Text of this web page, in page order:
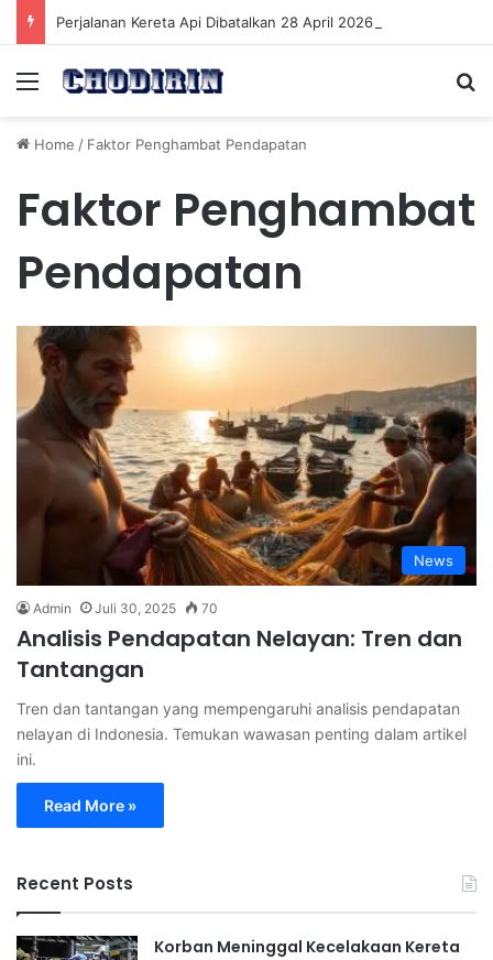
Menu
Home / Faktor Penghambat Pendapatan
Faktor Penghambat
Pendapatan
News
Admin Juli 30, 2025 70
Analisis Pendapatan Nelayan: Tren dan
Tantangan
Tren dan tantangan yang mempengaruhi analisis pendapatan
nelayan di Indonesia. Temukan wawasan penting dalam artikel
ini.
Read More »
Recent Posts
Korban Meninggal Kecelakaan Kereta